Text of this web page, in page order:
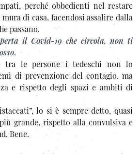
perché obbedienti nel restare
di casa, facendosi assalire dalla
passano.
il Covid-19 che circola, non ti
o.
tra le persone i tedeschi non lo
di prevenzione del contagio, ma
e rispetto degli spazi e ambiti di
lo si è sempre detto, quasi
grande, rispetto alla convulsiva e
Bene.